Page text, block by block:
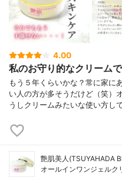
4.00
私のお守り的なクリーム
もう５年くらいかな？常に家に
い人の方が多そうだけど（笑）
うしクリームみたいな使い方し
艶肌美人(TSUYAHADA
オールインワンジェルク